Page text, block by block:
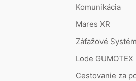
Komunikácia
Mares XR
Záťažové
Lode GUMOTEX
Cestovanie za